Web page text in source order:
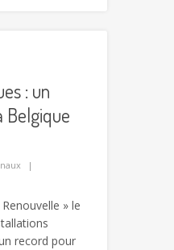
: un
Belgique
» le
record pour